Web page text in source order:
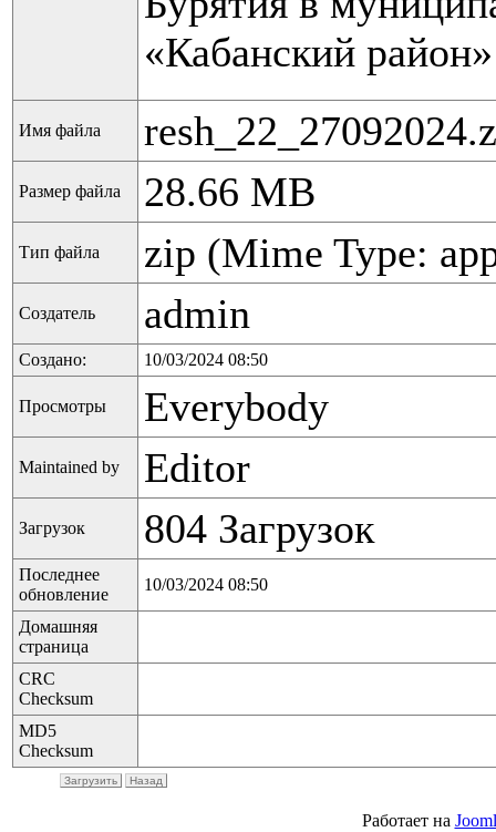
«Кабанский
Имя файла
Размер файла 28.66 MB
Тип файла zip (Mime Type:
Создатель admin
Создано: 10/03/2024 08:50
Просмотры Everybody
Maintained by Editor
Загрузок 804 Загрузок
Последнее
обновление
10/03/2024 08:50
Домашняя
страница
CRC
Checksum
MD5
Checksum
Загрузить Назад
Работает на